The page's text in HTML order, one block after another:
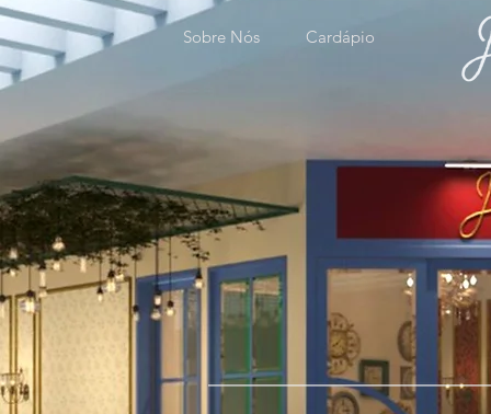
Sobre Nós Cardápio